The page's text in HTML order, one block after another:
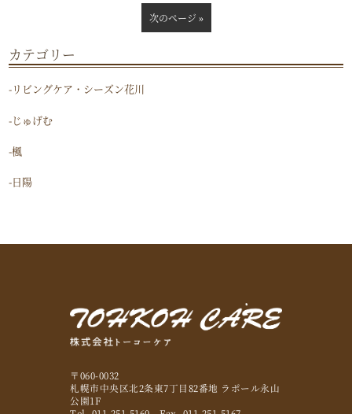
次のページ »
カテゴリー
-リビングケア・シーズン花川
-じゅげむ
-楓
-日陽
〒060-0032
札幌市中央区北2条東7丁目82番地 ラポール永山
公園1F